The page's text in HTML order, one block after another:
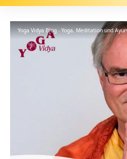
Yoga Vidya Blog - Yoga, Meditation und